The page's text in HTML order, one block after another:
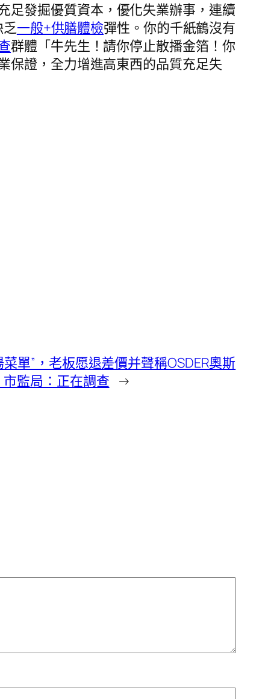
足發掘優質資本，優化失業辦事，連續
乏一般+供膳體檢彈性。你的千紙鶴沒有
群體「牛先生！請你停止散播金箔！你
保證，全力增進高東西的品質充足失
單”，老板愿退差價并聲稱OSDER奧斯
監局：正在調查 →